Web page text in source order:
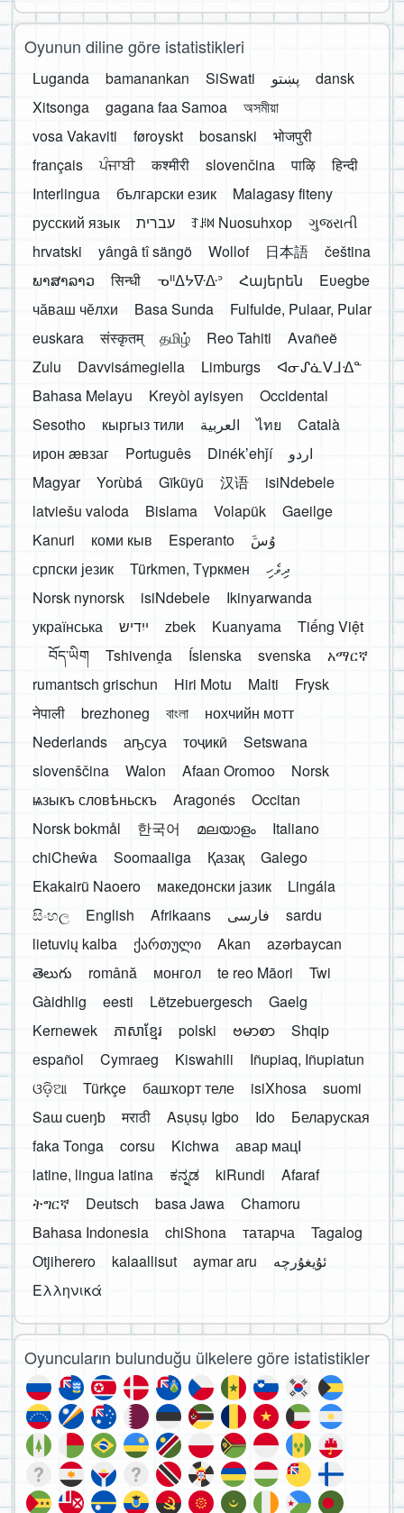
Oyunun diline göre istatistikleri
Luganda bamanankan SiSwati پښتو
dansk
Xitsonga
gagana faa Samoa
অসমীয়া
vosa Vakaviti
føroyskt bosanski
भोजपुरी
français
ਪੰਜਾਬੀ कश्मीरी slovenčina पाऴि
हिन्दी
Interlingua
български език
Malagasy fiteny
русский язык
עברית ꆈꌠ꒿ Nuosuhxop
ગુજરાતી
hrvatski
yângâ tî sängö Wollof 日本語
čeština
ພາສາລາວ
सिन्धी ᓀᐦᐃᔭᐍᐏᐣ Հայերեն
Eʋegbe
чӑваш чӗлхи
Basa Sunda
Fulfulde, Pulaar, Pular
euskara
संस्कृतम् தமிழ் Reo Tahiti
Avañeẽ
Zulu
Davvisámegiella Limburgs
ᐊᓂᔑᓈᐯᒧᐎᓐ
Bahasa Melayu
Kreyòl ayisyen
Occidental
Sesotho
кыргыз тили العربية ไทย
Català
ирон æвзаг
Português Dinékʼehǰí
اردو
Magyar
Yorùbá Gĩkũyũ 汉语
isiNdebele
latviešu valoda
Bislama Volapük
Gaeilge
Kanuri
коми кыв Esperanto
َوُسَ
српски језик
Türkmen, Түркмен
ދިވެހި
Norsk nynorsk
isiNdebele
Ikinyarwanda
українська
ייִדיש zbek Kuanyama
Tiếng Việt
བོད་ཡིག
Tshivenḓa Íslenska svenska
አማርኛ
rumantsch grischun
Hiri Motu Malti
Frysk
नेपाली
brezhoneg বাংলা
нохчийн мотт
Nederlands
аҧсуа тоҷикӣ
Setswana
slovenščina
Walon Afaan Oromoo
Norsk
ѩзыкъ словѣньскъ
Aragonés
Occitan
Norsk bokmål
한국어 മലയാളം
Italiano
chiCheŵa
Soomaaliga Қазақ
Galego
Ekakairũ Naoero
македонски јазик
Lingála
සිංහල
English Afrikaans فارسی
sardu
lietuvių kalba
ქართული Akan
azərbaycan
తెలుగు
română монгол te reo Māori
Twi
Gàidhlig
eesti Lëtzebuergesch
Gaelg
Kernewek
ភាសាខ្មែរ polski ဗမာစာ
Shqip
español
Cymraeg Kiswahili
Iñupiaq, Iñupiatun
ଓଡ଼ିଆ
Türkçe башҡорт теле isiXhosa
suomi
Saɯ cueŋƅ
मराठी Asụsụ Igbo Ido
Беларуская
faka Tonga
corsu Kichwa
авар мацӀ
latine, lingua latina
ಕನ್ನಡ kiRundi
Afaraf
ትግርኛ
Deutsch basa Jawa
Chamoru
Bahasa Indonesia
chiShona татарча
Tagalog
Otjiherero
kalaallisut aymar aru
Ελληνικά
Oyuncuların bulunduğu ülkelere göre istatistikler